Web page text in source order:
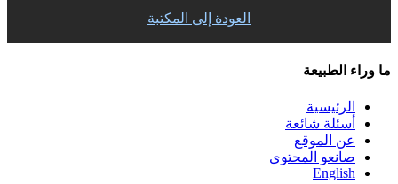
العودة إلى المكتبة
ما وراء الطبيعة
الرئيسية
أسئلة شائعة
عن الموقع
صانعو المحتوى
English